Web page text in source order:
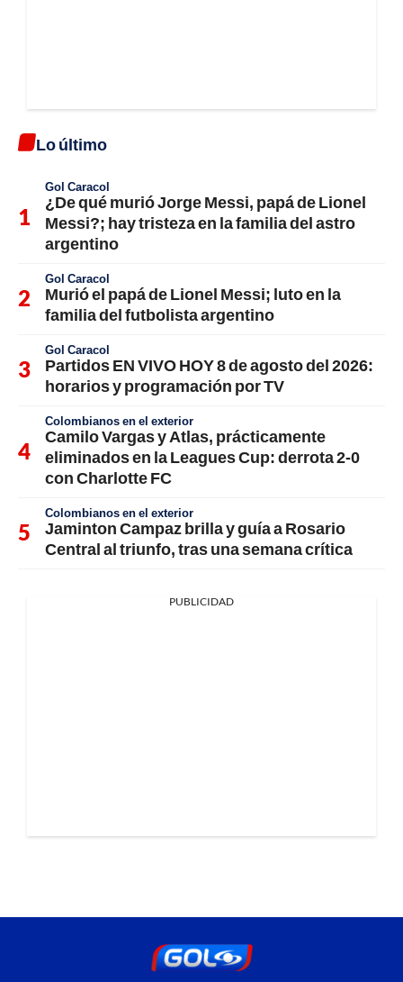
Lo último
Gol Caracol
¿De qué murió Jorge Messi, papá de Lionel
Messi?; hay tristeza en la familia del astro
argentino
Gol Caracol
Murió el papá de Lionel Messi; luto en la
familia del futbolista argentino
Gol Caracol
Partidos EN VIVO HOY 8 de agosto del 2026:
horarios y programación por TV
Colombianos en el exterior
Camilo Vargas y Atlas, prácticamente
eliminados en la Leagues Cup: derrota 2-0
con Charlotte FC
Colombianos en el exterior
Jaminton Campaz brilla y guía a Rosario
Central al triunfo, tras una semana crítica
PUBLICIDAD